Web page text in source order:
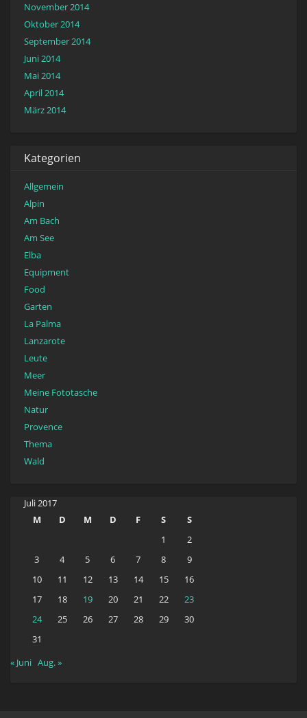
November 2014
Oktober 2014
September 2014
Juni 2014
Mai 2014
April 2014
März 2014
Kategorien
Allgemein
Alpin
Am Bach
Am See
Elba
Equipment
Food
Garten
La Palma
Lanzarote
Leute
Meer
Meine Fototasche
Natur
Provence
Thema
Wald
Juli 2017
M
D M D F S
S
1
2
3
4 5 6 7 8
9
10
11 12 13 14 15
16
17
18 19 20 21 22
23
24
25 26 27 28 29
30
31
« Juni Aug. »